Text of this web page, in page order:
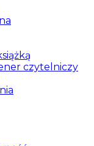
czytelniczy